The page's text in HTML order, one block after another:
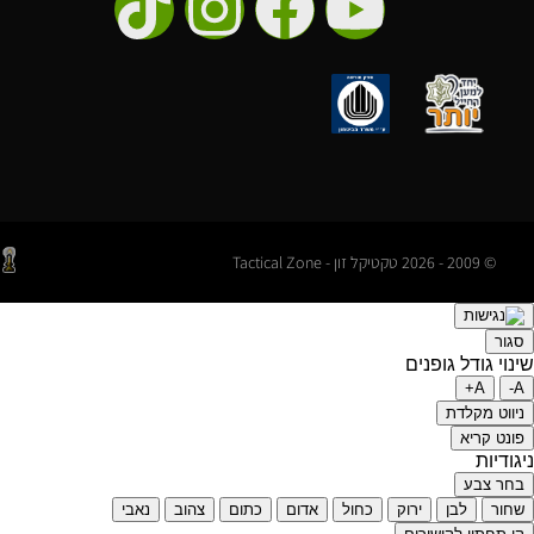
© 2009 - 2026 טקטיקל זון - Tactical Zone
סגור
שינוי גודל גופנים
A-
A+
ניווט מקלדת
פונט קריא
ניגודיות
בחר צבע
שחור
לבן ירוק כחול אדום כתום צהוב
נאבי